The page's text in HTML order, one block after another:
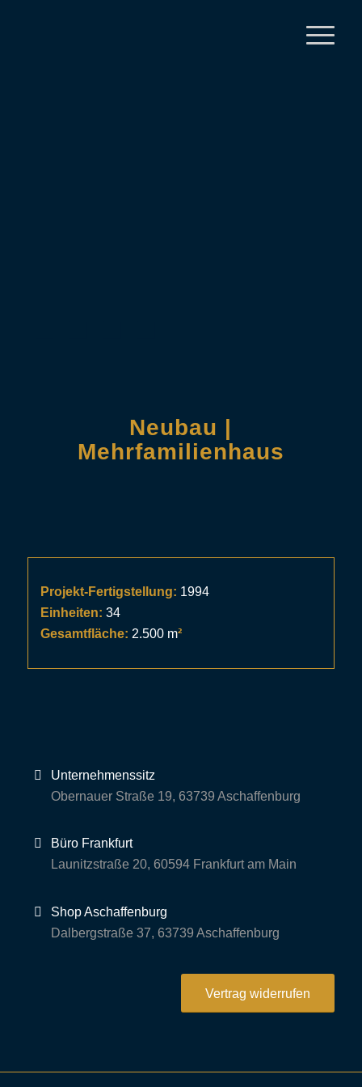
Neubau |
Mehrfamilienhaus
Projekt-Fertigstellung: 1994
Einheiten: 34
Gesamtfläche: 2.500 m²
Unternehmenssitz
Obernauer Straße 19, 63739 Aschaffenburg
Büro Frankfurt
Launitzstraße 20, 60594 Frankfurt am Main
Shop Aschaffenburg
Dalbergstraße 37, 63739 Aschaffenburg
Vertrag widerrufen